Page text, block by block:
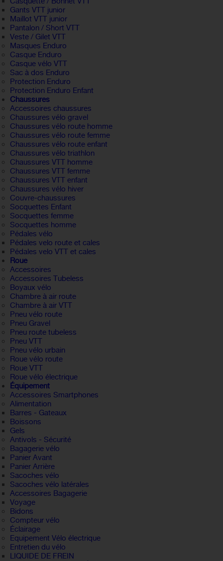
Gants VTT junior
Maillot VTT junior
Pantalon / Short VTT
Veste / Gilet VTT
Masques Enduro
Casque Enduro
Casque vélo VTT
Sac à dos Enduro
Protection Enduro
Protection Enduro Enfant
Chaussures
Accessoires chaussures
Chaussures vélo gravel
Chaussures vélo route homme
Chaussures vélo route femme
Chaussures vélo route enfant
Chaussures vélo triathlon
Chaussures VTT homme
Chaussures VTT femme
Chaussures VTT enfant
Chaussures vélo hiver
Couvre-chaussures
Socquettes Enfant
Socquettes femme
Socquettes homme
Pédales vélo
Pédales velo route et cales
Pédales velo VTT et cales
Roue
Accessoires
Accessoires Tubeless
Boyaux vélo
Chambre à air route
Chambre à air VTT
Pneu vélo route
Pneu Gravel
Pneu route tubeless
Pneu VTT
Pneu vélo urbain
Roue vélo route
Roue VTT
Roue vélo électrique
Équipement
Accessoires Smartphones
Alimentation
Barres - Gateaux
Boissons
Gels
Antivols - Sécurité
Bagagerie vélo
Panier Avant
Panier Arrière
Sacoches vélo
Sacoches vélo latérales
Accessoires Bagagerie
Voyage
Bidons
Compteur vélo
Éclairage
Equipement Vélo électrique
Entretien du vélo
LIQUIDE DE FREIN